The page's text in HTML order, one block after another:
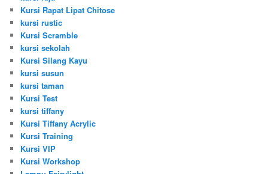
Kursi Rapat Lipat Chitose
kursi rustic
Kursi Scramble
kursi sekolah
Kursi Silang Kayu
kursi susun
kursi taman
Kursi Test
kursi tiffany
Kursi Tiffany Acrylic
Kursi Training
Kursi VIP
Kursi Workshop